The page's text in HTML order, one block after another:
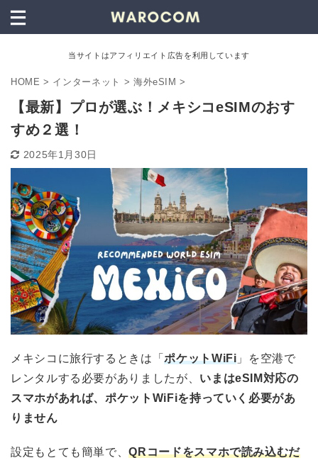
当サイトはアフィリエイト広告を利用しています
HOME > インターネット > 海外eSIM >
【最新】プロが選ぶ！メキシコeSIMのおす
すめ２選！
2025年1月30日
メキシコに旅行するときは「ポケットWiFi 」を空港で
レンタルする必要がありましたが、 いまはeSIM対応の
スマホがあれば、ポケットWiFiを持っていく必要があ
りません
設定もとても簡単で、QRコードをスマホで読み込むだ